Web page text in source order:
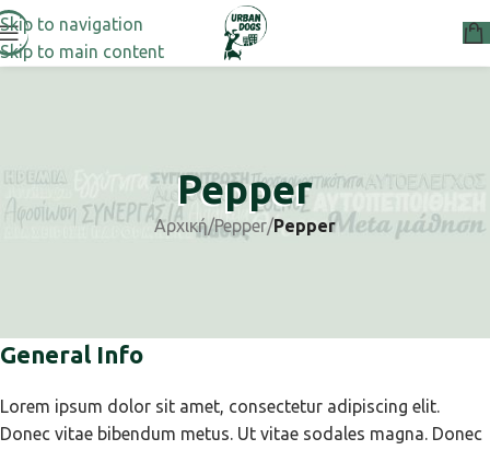
Skip to navigation
Skip to main content
Pepper
Αρχική/Pepper/Pepper
General Info
Lorem ipsum dolor sit amet, consectetur adipiscing elit.
Donec vitae bibendum metus. Ut vitae sodales magna. Donec